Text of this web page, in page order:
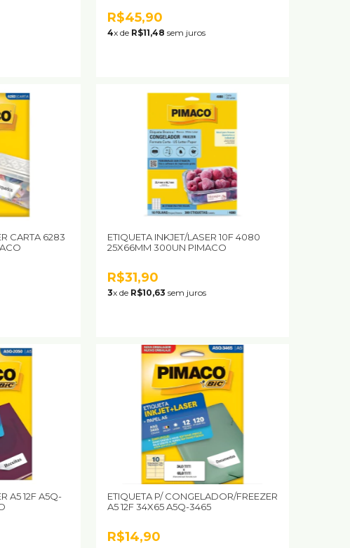
R$45,90
4x de R$11,48 sem juros
CARTA 6283
ETIQUETA INKJET/LASER 10F 4080
25X66MM 300UN PIMACO
R$31,90
3x de R$10,63 sem juros
A5 12F A5Q-
ETIQUETA P/ CONGELADOR/FREEZER
A5 12F 34X65 A5Q-3465
R$14,90